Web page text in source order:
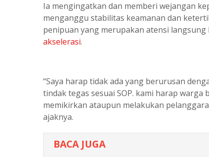
Ia mengingatkan dan memberi wejangan
menganggu stabilitas keamanan dan
penipuan yang merupakan atensi
akselerasi.
“Saya harap tidak ada yang berurusan
tindak tegas sesuai SOP. kami harap
memikirkan ataupun melakukan
ajaknya.
BACA JUGA